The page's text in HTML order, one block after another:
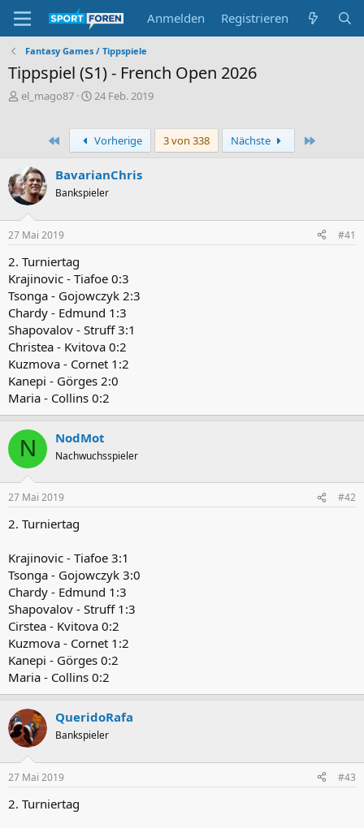
Anmelden Registrieren
Fantasy Games / Tippspiele
Tippspiel (S1) - French Open 2026
E
l
e
el_mago87
E
t
e
l
l
t
24 Feb. 2019
Erste Vorherige 3 von 338 Nächste
BavarianChris
Bankspieler
27 Mai 2019 #41
2. Turniertag
Krajinovic - Tiafoe 0:3
Tsonga - Gojowczyk 2:3
Chardy - Edmund 1:3
Shapovalov - Struff 3:1
Christea - Kvitova 0:2
Kuzmova - Cornet 1:2
Kanepi - Görges 2:0
Maria - Collins 0:2
N NodMot
Nachwuchsspieler
27 Mai 2019 #42
2. Turniertag
Krajinovic - Tiafoe 3:1
Tsonga - Gojowczyk 3:0
Chardy - Edmund 1:3
Shapovalov - Struff 1:3
Cirstea - Kvitova 0:2
Kuzmova - Cornet 1:2
Kanepi - Görges 0:2
Maria - Collins 0:2
QueridoRafa
Bankspieler
27 Mai 2019 #43
2. Turniertag